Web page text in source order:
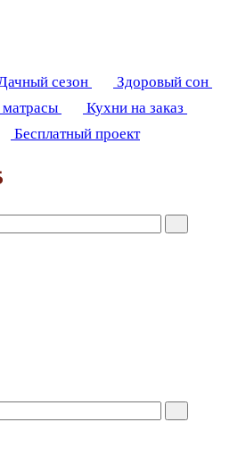
сезон
Здоровый сон
Кухни на заказ
Бесплатный проект